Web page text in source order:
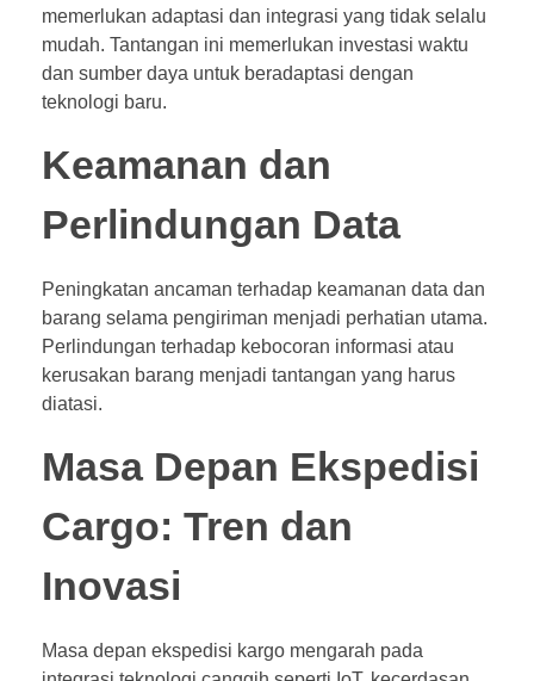
memerlukan adaptasi dan integrasi yang tidak selalu
mudah. Tantangan ini memerlukan investasi waktu
dan sumber daya untuk beradaptasi dengan
teknologi baru.
Keamanan dan
Perlindungan Data
Peningkatan ancaman terhadap keamanan data dan
barang selama pengiriman menjadi perhatian utama.
Perlindungan terhadap kebocoran informasi atau
kerusakan barang menjadi tantangan yang harus
diatasi.
Masa Depan Ekspedisi
Cargo: Tren dan
Inovasi
Masa depan ekspedisi kargo mengarah pada